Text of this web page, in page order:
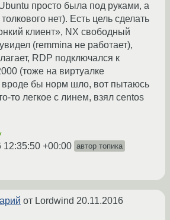
просто была под руками, а
нет). Есть цель сделать
клиент», NX свободный
(remmina не работает),
RDP подключался к
(тоже на виртуалке
вроде бы норм шло, вот пытаюсь
то легкое с линем, взял centos
12:35:50 +00:00 автор топика
от Lordwind 20.11.2016